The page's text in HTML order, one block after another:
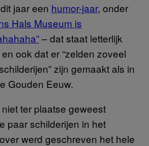
jaar een humor-jaar, onder
Hals Museum is
– dat staat letterlijk
ook dat er “zelden zoveel
zijn gemaakt als in
Gouden Eeuw.
ter plaatse geweest
paar schilderijen in het
werd geschreven het hele